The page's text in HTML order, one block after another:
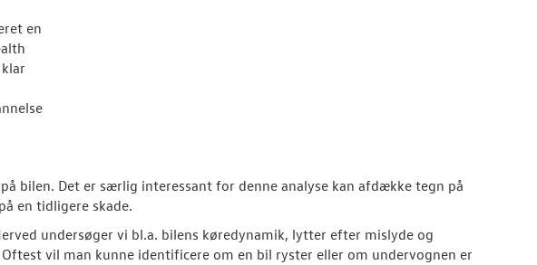
en
bilen. Det er særlig interessant for denne analyse kan afdække tegn på
en tidligere skade.
undersøger vi bl.a. bilens køredynamik, lytter efter mislyde og
vil man kunne identificere om en bil ryster eller om undervognen er